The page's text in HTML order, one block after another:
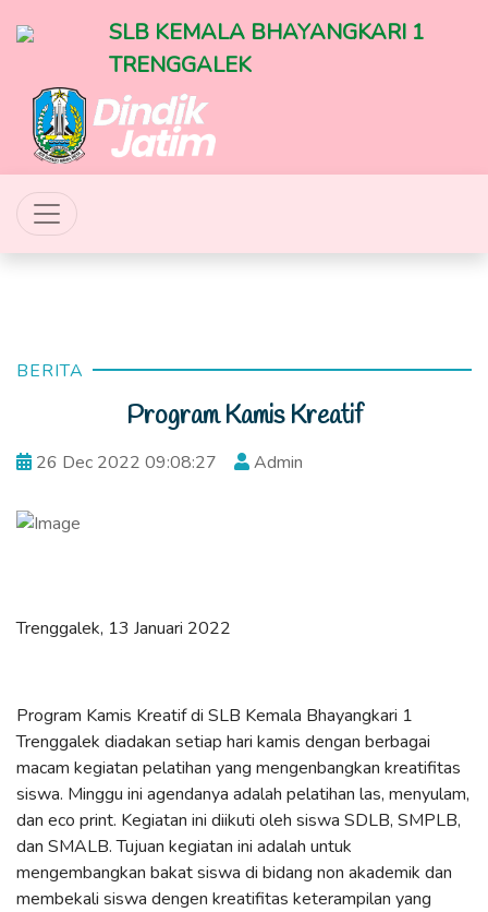
SLB KEMALA BHAYANGKARI 1
TRENGGALEK
BERITA
Program Kamis Kreatif
26 Dec 2022 09:08:27 Admin
Trenggalek, 13 Januari 2022
Program Kamis Kreatif di SLB Kemala Bhayangkari 1
Trenggalek diadakan setiap hari kamis dengan berbagai
macam kegiatan pelatihan yang mengenbangkan kreatifitas
siswa. Minggu ini agendanya adalah pelatihan las, menyulam,
dan eco print. Kegiatan ini diikuti oleh siswa SDLB, SMPLB,
dan SMALB. Tujuan kegiatan ini adalah untuk
mengembangkan bakat siswa di bidang non akademik dan
membekali siswa dengen kreatifitas keterampilan yang